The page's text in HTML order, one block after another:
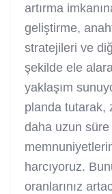
artırma
geliştirme,
stratejileri ve
şekilde ele
yaklaşım
planda tutarak,
daha uzun süre
harcıyoruz.
oranlarınız